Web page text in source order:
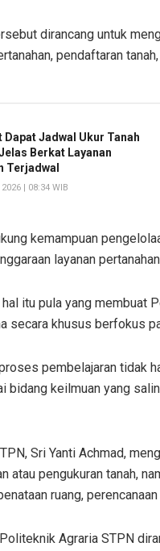
dirancang untuk
pendaftaran
Dapat Jadwal Ukur Tanah
Berkat Layanan
Terjadwal
| 08:34 WIB
kemampuan
layanan
itu pula yang membuat
secara khusus berfokus
pembelajaran tidak
bidang keilmuan yang
Sri Yanti Achmad,
atau pengukuran tanah,
ruang,
Agraria STPN